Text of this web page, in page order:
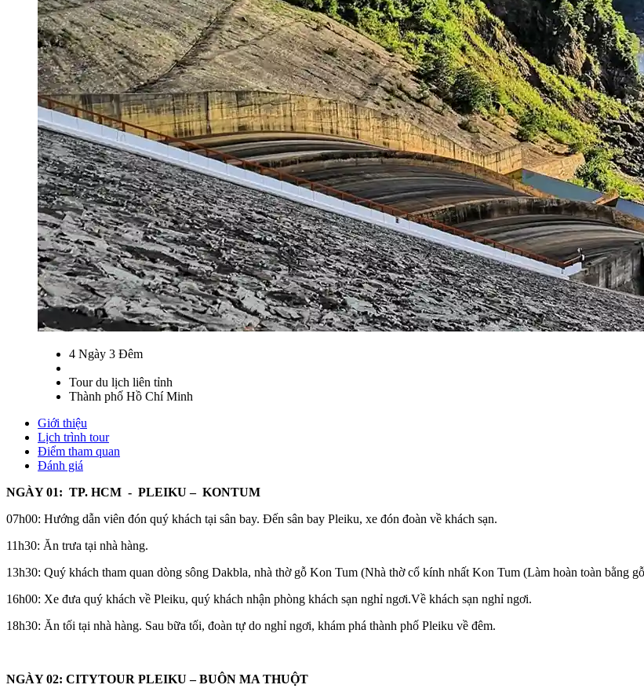
4 Ngày 3 Đêm
Tour du lịch liên tỉnh
Thành phố Hồ Chí Minh
Giới thiệu
Lịch trình tour
Điểm tham quan
Đánh giá
NGÀY 01: TP. HCM - PLEIKU – KONTUM
07h00: Hướng dẫn viên đón quý khách tại sân bay. Đến sân bay Pleiku, xe đón đoàn về khách sạn.
11h30: Ăn trưa tại nhà hàng.
13h30: Quý khách tham quan dòng sông Dakbla, nhà thờ gỗ Kon Tum (Nhà thờ cổ kính nhất Kon Tum (Làm hoàn toàn bằng
16h00: Xe đưa quý khách về Pleiku, quý khách nhận phòng khách sạn nghỉ ngơi.Về khách sạn nghỉ ngơi.
18h30: Ăn tối tại nhà hàng. Sau bữa tối, đoàn tự do nghỉ ngơi, khám phá thành phố Pleiku về đêm.
NGÀY 02: CITYTOUR PLEIKU – BUÔN MA THUỘT